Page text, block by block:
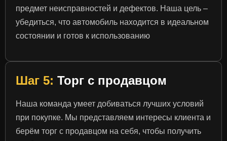
предмет неисправностей и дефектов. Наша цель –
убедиться, что автомобиль находится в идеальном
состоянии и готов к использованию
Шаг 5: Торг с продавцом
Наша команда умеет добиваться лучших условий
при покупке. Мы представляем интересы клиента и
берём торг с продавцом на себя, чтобы получить